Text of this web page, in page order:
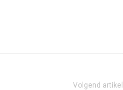
Volgend artikel